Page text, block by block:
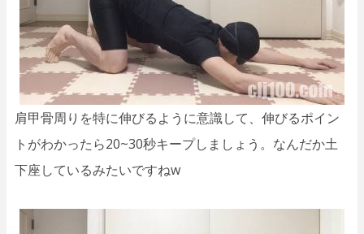
肩甲骨周りを特に伸びるように意識して、伸びるポイン
トがわかったら20~30秒キープしましょう。なんだか土
下座しているみたいですねw